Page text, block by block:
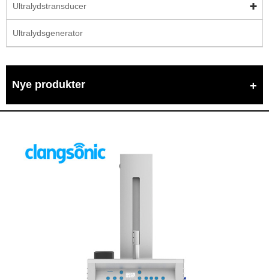
Ultralydstransducer
Ultralydsgenerator
Nye produkter